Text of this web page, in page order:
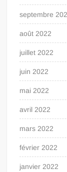
septembre
août 2022
juillet 2022
juin 2022
mai 2022
avril 2022
mars 2022
février 2022
janvier 2022